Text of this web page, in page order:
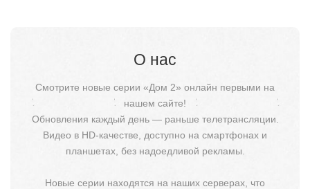
О нас
Смотрите новые серии «Дом 2» онлайн первыми на
нашем сайте!
Обновления каждый день — раньше телетрансляции.
Видео в HD-качестве, доступно на смартфонах и
планшетах, без надоедливой рекламы.
Новые серии находятся на наших серверах, что